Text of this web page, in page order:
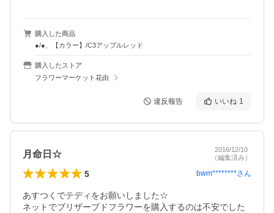
購入した商品
●/●、【カラー】/C3アップルレッド
購入したストア
フラワーマーケット花由
違反報告 いいね 1
月命日☆
2016/12/10
（編集済み）
5 bwm********さん
あすつくでテディをお願いしました☆
ネットでブリザーブドフラワーを購入するのは不安でした